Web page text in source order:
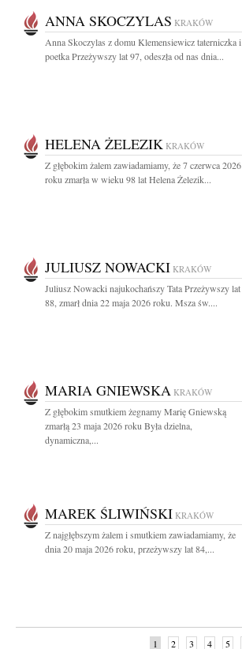
ANNA SKOCZYLAS KRAKÓW
Anna Skoczylas z domu Klemensiewicz taterniczka i
poetka Przeżywszy lat 97, odeszła od nas dnia...
HELENA ŻELEZIK KRAKÓW
Z głębokim żalem zawiadamiamy, że 7 czerwca 2026
roku zmarła w wieku 98 lat Helena Żelezik...
JULIUSZ NOWACKI KRAKÓW
Juliusz Nowacki najukochańszy Tata Przeżywszy lat
88, zmarł dnia 22 maja 2026 roku. Msza św....
MARIA GNIEWSKA KRAKÓW
Z głębokim smutkiem żegnamy Marię Gniewską
zmarłą 23 maja 2026 roku Była dzielna,
dynamiczna,...
MAREK ŚLIWIŃSKI KRAKÓW
Z najgłębszym żalem i smutkiem zawiadamiamy, że
dnia 20 maja 2026 roku, przeżywszy lat 84,...
1 2 3 4 5